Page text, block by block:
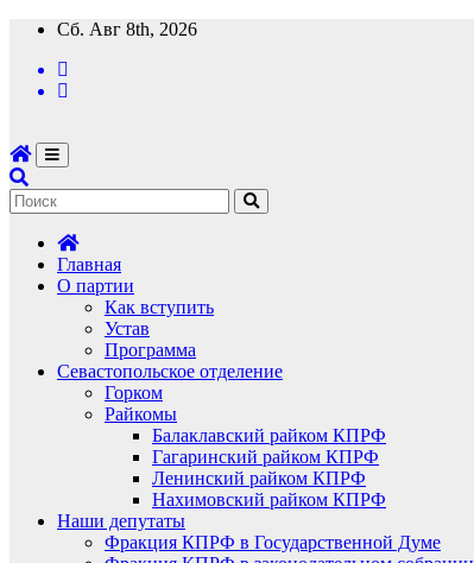
Перейти
содержимому
Сб. Авг 8th, 2026
Главная
О партии
Как вступить
Устав
Программа
Севастопольское отделение
Горком
Райкомы
Балаклавский райком КПРФ
Гагаринский райком КПРФ
Ленинский райком КПРФ
Нахимовский райком КПРФ
Наши депутаты
Фракция КПРФ в Государственной Думе